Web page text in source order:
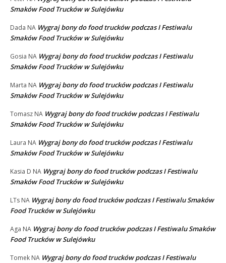
Smaków Food Trucków w Sulejówku
Dada NA Wygraj bony do food trucków podczas I Festiwalu
Smaków Food Trucków w Sulejówku
Gosia NA Wygraj bony do food trucków podczas I Festiwalu
Smaków Food Trucków w Sulejówku
Marta NA Wygraj bony do food trucków podczas I Festiwalu
Smaków Food Trucków w Sulejówku
Tomasz NA Wygraj bony do food trucków podczas I Festiwalu
Smaków Food Trucków w Sulejówku
Laura NA Wygraj bony do food trucków podczas I Festiwalu
Smaków Food Trucków w Sulejówku
Kasia D NA Wygraj bony do food trucków podczas I Festiwalu
Smaków Food Trucków w Sulejówku
LTs NA Wygraj bony do food trucków podczas I Festiwalu Smaków
Food Trucków w Sulejówku
Aga NA Wygraj bony do food trucków podczas I Festiwalu Smaków
Food Trucków w Sulejówku
Tomek NA Wygraj bony do food trucków podczas I Festiwalu